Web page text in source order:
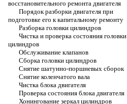
восстановительного ремонта двигателя
Порядок разборки двигателя при
подготовке его к капитальному ремонту
Разборка головки цилиндров
Чистка и проверка состояния головки
цилиндров
Обслуживание клапанов
Сборка головки цилиндров
Снятие шатунно-поршневых сборок
Снятие коленчатого вала
Чистка блока двигателя
Проверка состояния блока двигателя
Хонингование зеркал цилиндров